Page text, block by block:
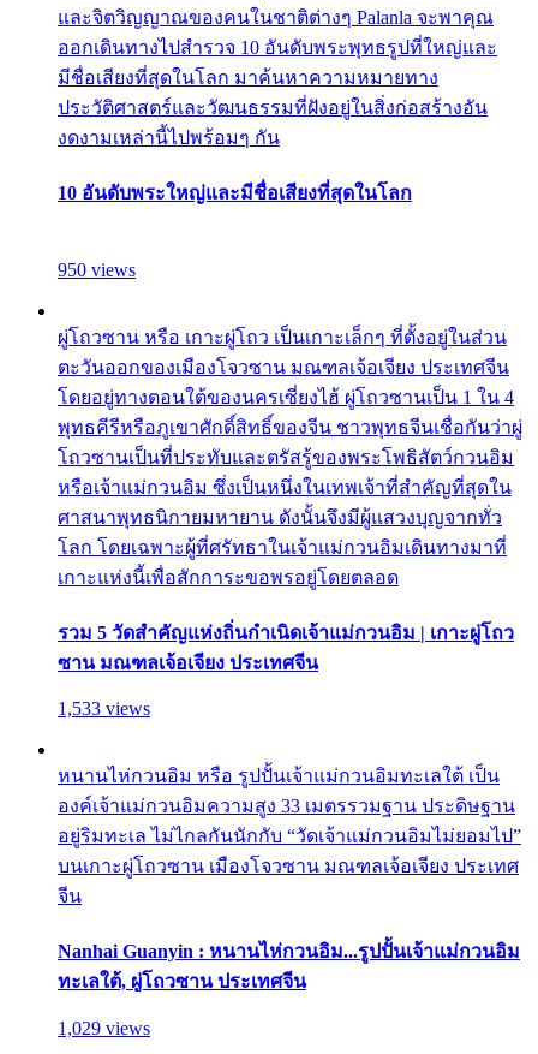
และจิตวิญญาณของคนในชาติต่างๆ Palanla จะพาคุณ
ออกเดินทางไปสำรวจ 10 อันดับพระพุทธรูปที่ใหญ่และ
มีชื่อเสียงที่สุดในโลก มาค้นหาความหมายทาง
ประวัติศาสตร์และวัฒนธรรมที่ฝังอยู่ในสิ่งก่อสร้างอัน
งดงามเหล่านี้ไปพร้อมๆ กัน
10 อันดับพระใหญ่และมีชื่อเสียงที่สุดในโลก
950 views
ผู่โถวซาน หรือ เกาะผู่โถว เป็นเกาะเล็กๆ ที่ตั้งอยู่ในส่วน
ตะวันออกของเมืองโจวซาน มณฑลเจ้อเจียง ประเทศจีน
โดยอยู่ทางตอนใต้ของนครเซี่ยงไฮ้ ผู่โถวซานเป็น 1 ใน 4
พุทธคีรีหรือภูเขาศักดิ์สิทธิ์ของจีน ชาวพุทธจีนเชื่อกันว่าผู่
โถวซานเป็นที่ประทับและตรัสรู้ของพระโพธิสัตว์กวนอิม
หรือเจ้าแม่กวนอิม ซึ่งเป็นหนึ่งในเทพเจ้าที่สำคัญที่สุดใน
ศาสนาพุทธนิกายมหายาน ดังนั้นจึงมีผู้แสวงบุญจากทั่ว
โลก โดยเฉพาะผู้ที่ศรัทธาในเจ้าแม่กวนอิมเดินทางมาที่
เกาะแห่งนี้เพื่อสักการะขอพรอยู่โดยตลอด
รวม 5 วัดสำคัญแห่งถิ่นกำเนิดเจ้าแม่กวนอิม | เกาะผู่โถว
ซาน มณฑลเจ้อเจียง ประเทศจีน
1,533 views
หนานไห่กวนอิม หรือ รูปปั้นเจ้าแม่กวนอิมทะเลใต้ เป็น
องค์เจ้าแม่กวนอิมความสูง 33 เมตรรวมฐาน ประดิษฐาน
อยู่ริมทะเล ไม่ไกลกันนักกับ “วัดเจ้าแม่กวนอิมไม่ยอมไป”
บนเกาะผู่โถวซาน เมืองโจวซาน มณฑลเจ้อเจียง ประเทศ
จีน
Nanhai Guanyin : หนานไห่กวนอิม...รูปปั้นเจ้าแม่กวนอิม
ทะเลใต้, ผู่โถวซาน ประเทศจีน
1,029 views